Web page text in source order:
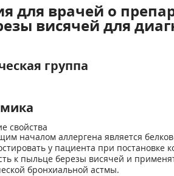
для врачей о
висячей для
группа
свойства
началом аллергена является
у пациента при постановке
к пыльце березы висячей и
бронхиальной астмы.